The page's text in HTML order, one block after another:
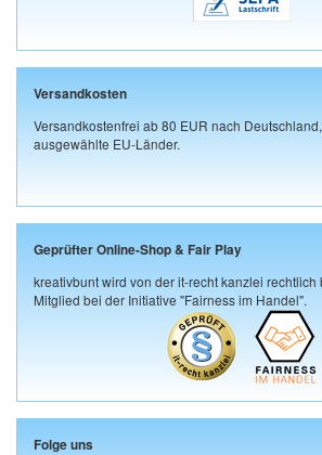
Versandkosten
Versandkostenfrei ab 80 EUR nach
ausgewählte EU-Länder.
Geprüfter Online-Shop & Fair Play
kreativbunt wird von der it-recht kanzlei rechtlich
Mitglied bei der Initiative "Fairness im Handel".
Folge uns